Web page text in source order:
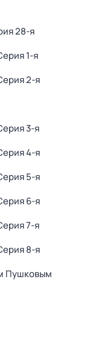
28-я
1-я
2-я
3-я
4-я
5-я
6-я
7-я
8-я
Пушковым